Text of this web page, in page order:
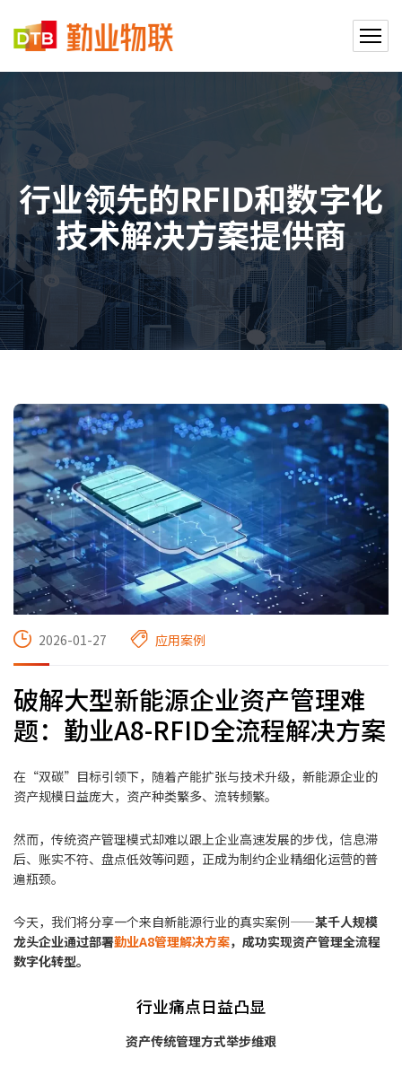
行业领先的RFID和数字化
技术解决方案提供商
2026-01-27 应用案例
破解大型新能源企业资产管理难
题：勤业A8-RFID全流程解决方案
在“双碳”目标引领下，随着产能扩张与技术升级，新能源企业的
资产规模日益庞大，资产种类繁多、流转频繁。
然而，传统资产管理模式却难以跟上企业高速发展的步伐，信息滞
后、账实不符、盘点低效等问题，正成为制约企业精细化运营的普
遍瓶颈。
今天，我们将分享一个来自新能源行业的真实案例——某千人规模
龙头企业通过部署勤业A8管理解决方案，成功实现资产管理全流程
数字化转型。
行业痛点日益凸显
资产传统管理方式举步维艰